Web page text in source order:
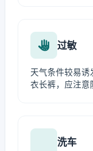
过敏
天气条件较易
衣长裤，应注意
洗车